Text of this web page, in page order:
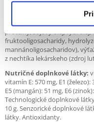
Zloženie: Dehydratované
kukurica, izolát rastlinného
svojej vysokej stráviteľnosti),
proteíny, sójový olej, rybí
fruktooligosacharidy,
mannánoligosacharidov),
z nechtíka lekárskeho (zdroj
Nutričné doplnkové látky:
vitamín E: 570 mg, E1 (železo):
E5 (mangán): 51 mg, E6
Technologické doplnkové
10 g. Senzorické doplnkové
látky. Antioxidanty.